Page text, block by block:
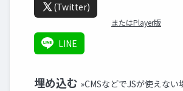
(Twitter)
またはPlayer版
LINE
埋め込む »CMSなどでJSが使えない